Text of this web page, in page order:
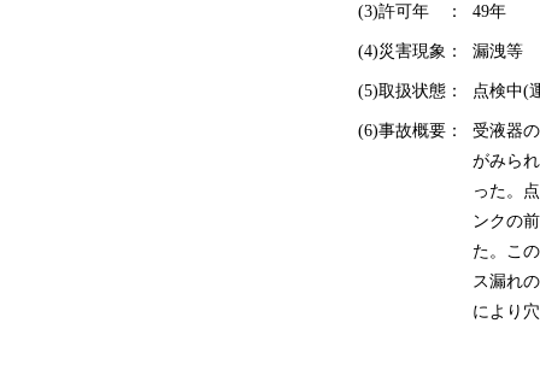
(3)許可年 ： 49年
(4)災害現象： 漏洩等
(5)取扱状態： 点検中(
(6)事故概要：
受液器
がみら
った。
ンクの
た。こ
ス漏れ
により